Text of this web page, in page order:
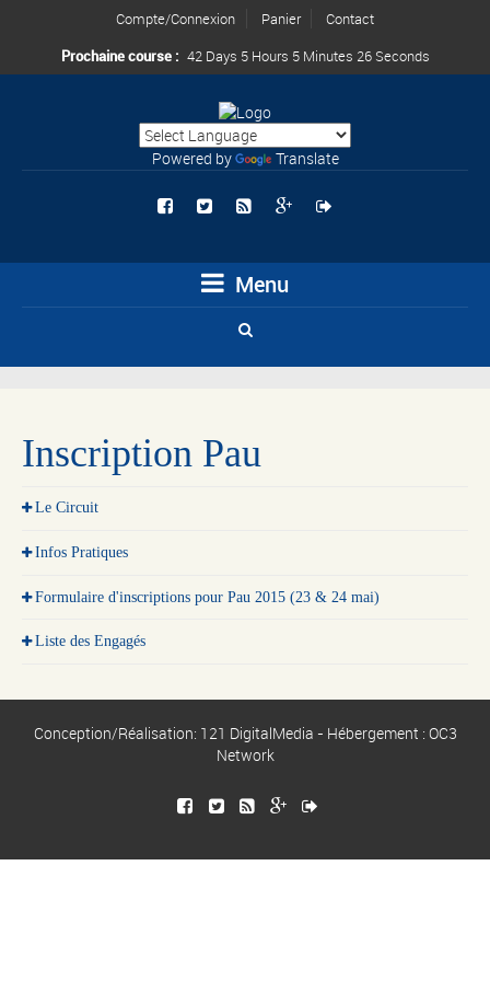
Compte/Connexion Panier
Contact
Prochaine course : 42 Days 5 Hours 5 Minutes 26 Seconds
Powered by Translate
Menu
Inscription Pau
Le Circuit
Infos Pratiques
Formulaire d'inscriptions pour Pau 2015 (23 & 24 mai)
Liste des Engagés
Conception/Réalisation: 121 DigitalMedia - Hébergement : OC3
Network